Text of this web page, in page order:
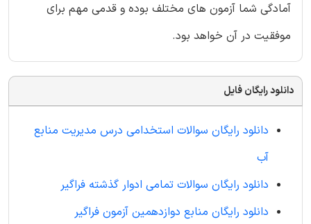
آمادگی شما آزمون های مختلف بوده و قدمی مهم برای
موفقیت در آن خواهد بود.
دانلود رایگان فایل
دانلود رایگان سوالات استخدامی درس مدیریت منابع
آب
دانلود رایگان سوالات تمامی ادوار گذشته فراگیر
دانلود رایگان منابع دوازدهمین آزمون فراگیر